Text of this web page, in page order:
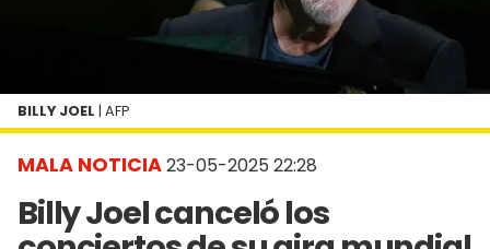
MALA NOTICIA23-05-2025 22:28
Billy Joel canceló los
BILLY JOEL | AFP